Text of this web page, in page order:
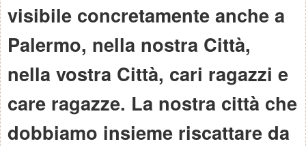
visibile concretamente anche a
Palermo, nella nostra Città,
nella vostra Città, cari ragazzi e
care ragazze. La nostra città che
dobbiamo insieme riscattare da